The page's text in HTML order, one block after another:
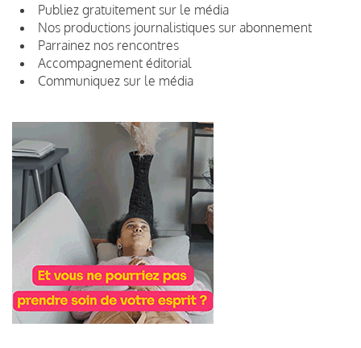
Publiez gratuitement sur le média
Nos productions journalistiques sur abonnement
Parrainez nos rencontres
Accompagnement éditorial
Communiquez sur le média